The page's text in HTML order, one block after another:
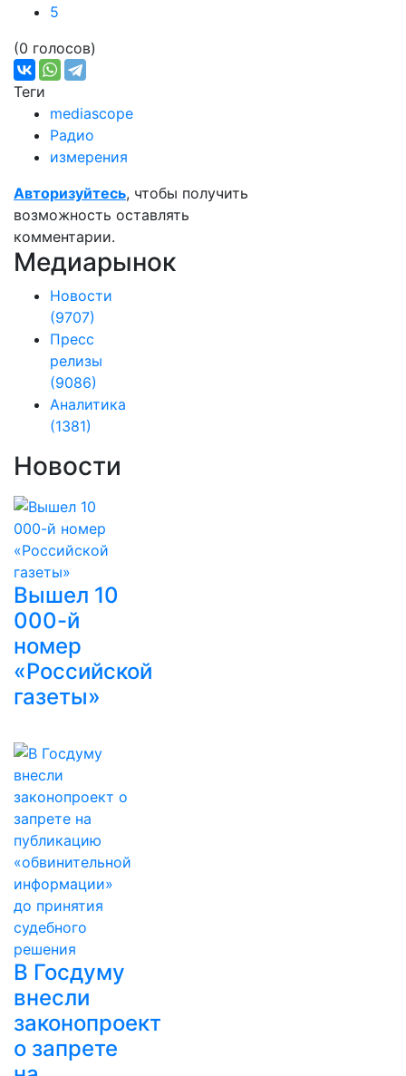
5
(0 голосов)
Теги
mediascope
Радио
измерения
Авторизуйтесь, чтобы получить
возможность оставлять
комментарии.
Медиарынок
Новости
(9707)
Пресс
релизы
(9086)
Аналитика
(1381)
Новости
Вышел 10
000-й
номер
«Российской
газеты»
В Госдуму
внесли
законопроект
о запрете